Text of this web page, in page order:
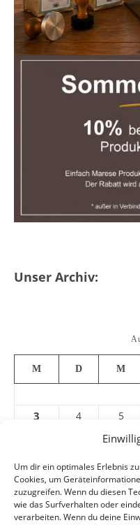
Um dir ein optimales Erlebnis
Cookies, um
zuzugreifen. Wenn du diesen
wie das Surfverhalten oder
verarbeiten. Wenn du deine
Unser Archiv:
M D M
3 4 5
12
24
25 26
31